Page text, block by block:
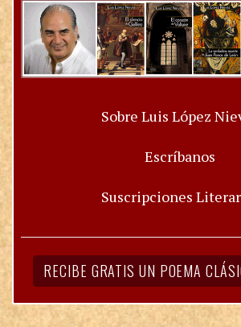
Sobre Luis López
Escríbanos
Suscripciones
RECIBE GRATIS UN POEMA